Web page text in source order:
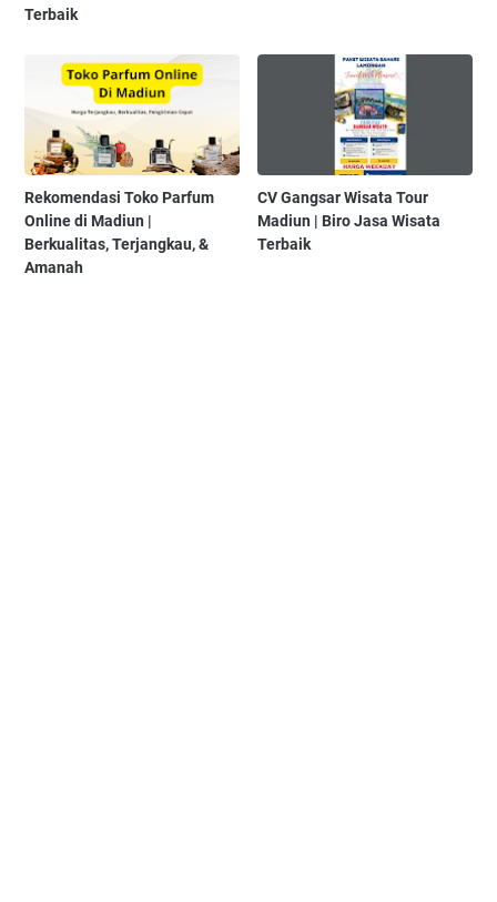
Terbaik
Rekomendasi Toko Parfum
Online di Madiun |
Berkualitas, Terjangkau, &
Amanah
CV Gangsar Wisata Tour
Madiun | Biro Jasa Wisata
Terbaik